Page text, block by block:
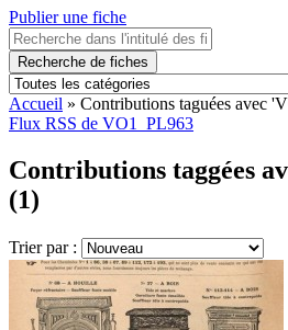
Publier une fiche
Recherche de fiches
Accueil » Contributions taguées avec
Flux RSS de VO1_PL963
Contributions taggées
(1)
Trier par :